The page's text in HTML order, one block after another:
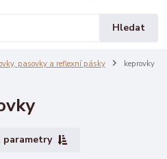
Hledat
pasovky a reflexní pásky
keprovky
parametry